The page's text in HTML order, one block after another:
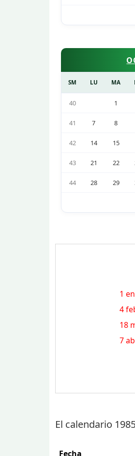
SM LU MA
40 1
41 7 8
42 14 15
43 21 22
44 28 29
1
4
18
7
El calendario
Fecha